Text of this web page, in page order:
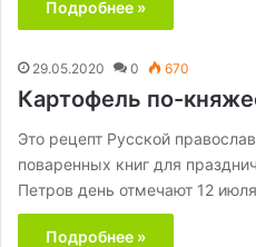
Подробнее »
29.05.2020 0 670
Картофель по-
Это рецепт Русской
поваренных книг для
Петров день отмечают 12
Подробнее »